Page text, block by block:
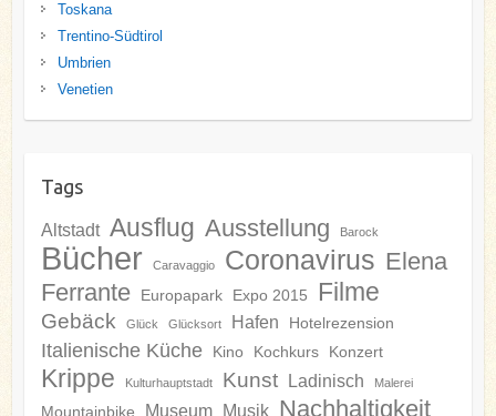
Toskana
Trentino-Südtirol
Umbrien
Venetien
Tags
Altstadt Ausflug Ausstellung Barock
Bücher Caravaggio Coronavirus Elena
Ferrante
Europapark Expo 2015 Filme
Gebäck Glück Glücksort Hafen Hotelrezension
Italienische Küche Kino Kochkurs Konzert
Krippe Kulturhauptstadt Kunst Ladinisch Malerei
Mountainbike Museum Musik Nachhaltigkeit